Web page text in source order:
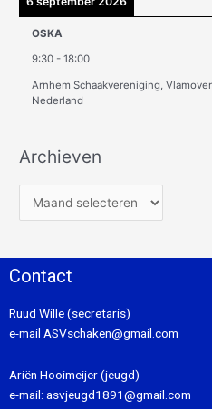
OSKA
9:30 -18:00
Arnhem Schaakvereniging,
Nederland
Archieven
Contact
Ruud Wille (secretaris)
e-mail ASVschaken@gmail.com
Ariën Hooimeijer (jeugd)
e-mail: asvjeugd1891@gmail.com